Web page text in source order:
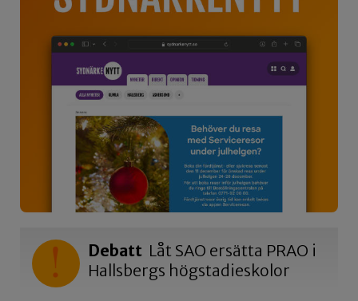
Debatt Låt SAO ersätta PRAO i
Hallsbergs högstadieskolor